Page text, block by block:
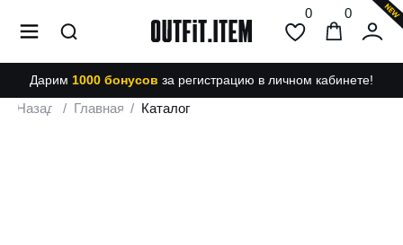
Назад Главная
/ Каталог
/